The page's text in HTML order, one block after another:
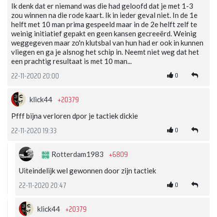
Ik denk dat er niemand was die had geloofd dat je met 1-3
zou winnen na die rode kaart. Ik in ieder geval niet. In de 1e
helft met 10 man prima gespeeld maar in de 2e helft zelf te
weinig initiatief gepakt en geen kansen gecreeërd. Weinig
weggegeven maar zo'n klutsbal van hun had er ook in kunnen
vliegen en ga je alsnog het schip in. Neemt niet weg dat het
een prachtig resultaat is met 10 man...
22-11-2020 20:00 0
klick44 +20379
Pfff bijna verloren dpor je tactiek dickie
22-11-2020 19:33 0
Rotterdam1983 +6809
Uiteindelijk wel gewonnen door zijn tactiek
22-11-2020 20:47 0
klick44 +20379